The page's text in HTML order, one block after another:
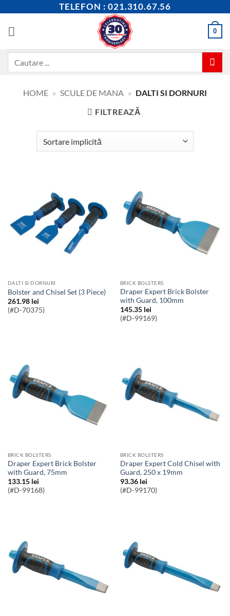
content
TELEFON : 021.310.67.56
0
HOME » SCULE DE MANA » DALTI SI DORNURI
FILTREAZĂ
DALTI SI DORNURI
Bolster and Chisel Set (3 Piece)
261.98 lei
(#D-70375)
BRICK BOLSTERS
Draper Expert Brick Bolster
with Guard, 100mm
145.35 lei
(#D-99169)
BRICK BOLSTERS
Draper Expert Brick Bolster
with Guard, 75mm
133.15 lei
(#D-99168)
BRICK BOLSTERS
Draper Expert Cold Chisel with
Guard, 250 x 19mm
93.36 lei
(#D-99170)